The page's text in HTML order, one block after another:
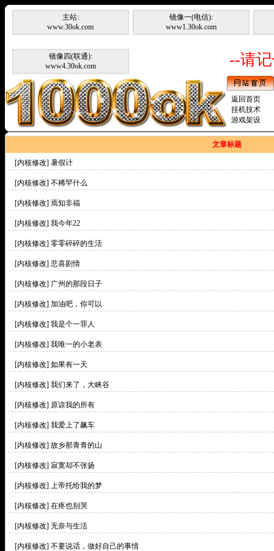
主站:
www.30ok.com
镜像一(电信):
www1.30ok.com
镜像四(联通):
www4.30ok.com
--请
返回首页
挂机技术
游戏架设
文章标题
[内核修改] 暑假计
[内核修改] 不稀罕什么
[内核修改] 焉知非福
[内核修改] 我今年22
[内核修改] 零零碎碎的生活
[内核修改] 悲喜剧情
[内核修改] 广州的那段日子
[内核修改] 加油吧，你可以
[内核修改] 我是个一罪人
[内核修改] 我唯一的小老表
[内核修改] 如果有一天
[内核修改] 我们来了，大峡谷
[内核修改] 原谅我的所有
[内核修改] 我爱上了飙车
[内核修改] 故乡那青青的山
[内核修改] 寂寞却不张扬
[内核修改] 上帝托给我的梦
[内核修改] 在疼也别哭
[内核修改] 无奈与生活
[内核修改] 不要说话，做好自己的事情